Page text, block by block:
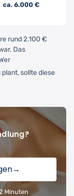
ca. 6.000 €
rund 2.100 €
Das
sollte diese
→
Minuten